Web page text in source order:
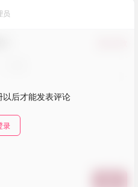
员
以后才能发表评论
录